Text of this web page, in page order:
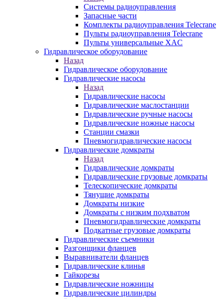
Системы радиоуправления
Запасные части
Комплекты радиоуправления Telecrane
Пульты радиоуправления Telecrane
Пульты универсальные XAC
Гидравлическое оборудование
Назад
Гидравлическое оборудование
Гидравлические насосы
Назад
Гидравлические насосы
Гидравлические маслостанции
Гидравлические ручные насосы
Гидравлические ножные насосы
Станции смазки
Пневмогидравлические насосы
Гидравлические домкраты
Назад
Гидравлические домкраты
Гидравлические грузовые домкраты
Телескопические домкраты
Тянущие домкраты
Домкраты низкие
Домкраты с низким подхватом
Пневмогидравлические домкраты
Подкатные грузовые домкраты
Гидравлические съемники
Разгонщики фланцев
Выравниватели фланцев
Гидравлические клинья
Гайкорезы
Гидравлические ножницы
Гидравлические цилиндры